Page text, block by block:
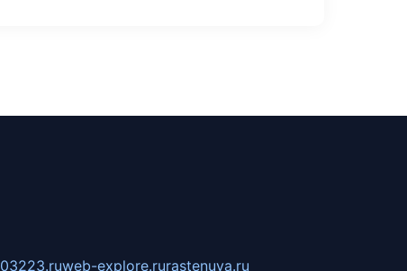
03223.ruweb-explore.rurastenuya.ru